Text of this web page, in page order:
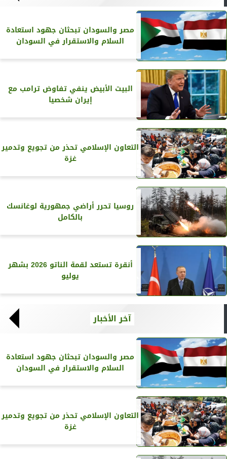
مصر والسودان تبحثان جهود استعادة
السلام والاستقرار في السودان
البيت الأبيض ينفي تفاوض ترامب مع
إيران شخصيا
التعاون الإسلامي تحذر من تجويع وتدمير
غزة
روسيا تحرر أراضي جمهورية لوغانسك
بالكامل
أنقرة تستعد لقمة الناتو 2026 بشهر
يوليو
آخر الأخبار
مصر والسودان تبحثان جهود استعادة
السلام والاستقرار في السودان
التعاون الإسلامي تحذر من تجويع وتدمير
غزة